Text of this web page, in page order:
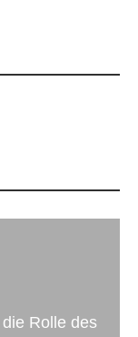
Rolle des